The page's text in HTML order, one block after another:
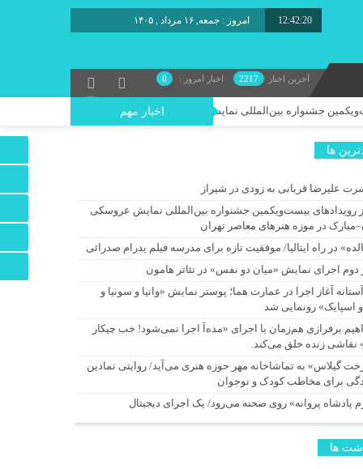
12:42:21 برابر با
آخرین اخبار 2217 اخبار امروز : 0
اخبار مهم
جشنواره بین‌المللی نمایش عروسکی تهران–مبارک در موزه هنرهای معاصر تهران
ها
علیرضا قربانی به زودی در شیراز
رویدادهای بیست‌ویکمین جشنواره بین‌المللی نمایش عروسکی
در موزه هنرهای معاصر تهران
در راه ایتالیا/ موفقیت تازه برای مدرسه فیلم پدرام صدرائی
دوم اجرای نمایش «میان دو نفس» در تئاتر هامون
آغاز اجرا در عمارت هما؛ پوستر نمایش «وانیا و سونیا و
اسپایک» رونمایی شد
برفرازی هم‌زمان با اجرای «مده‌آ اجرا نمی‌شود! خب چیکار
نقاشی زنده خلق می‌کند.
گیلاس» به تماشاخانه مهر حوزه هنری می‌آید/ روایتی نمادین
برای مخاطب کودک و نوجوان
پادشاه پروانه» روی صحنه می‌رود/ یک اجرای دیجیتال
ها